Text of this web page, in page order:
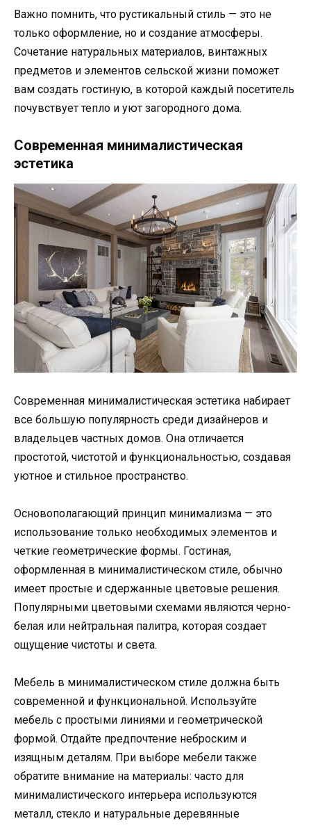
Важно помнить, что рустикальный стиль — это не
только оформление, но и создание атмосферы.
Сочетание натуральных материалов, винтажных
предметов и элементов сельской жизни поможет
вам создать гостиную, в которой каждый посетитель
почувствует тепло и уют загородного дома.
Современная минималистическая
эстетика
Современная минималистическая эстетика набирает
все большую популярность среди дизайнеров и
владельцев частных домов. Она отличается
простотой, чистотой и функциональностью, создавая
уютное и стильное пространство.
Основополагающий принцип минимализма — это
использование только необходимых элементов и
четкие геометрические формы. Гостиная,
оформленная в минималистическом стиле, обычно
имеет простые и сдержанные цветовые решения.
Популярными цветовыми схемами являются черно-
белая или нейтральная палитра, которая создает
ощущение чистоты и света.
Мебель в минималистическом стиле должна быть
современной и функциональной. Используйте
мебель с простыми линиями и геометрической
формой. Отдайте предпочтение неброским и
изящным деталям. При выборе мебели также
обратите внимание на материалы: часто для
минималистического интерьера используются
металл, стекло и натуральные деревянные